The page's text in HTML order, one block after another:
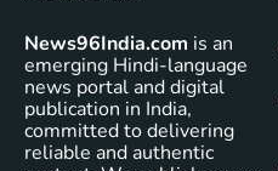
News96India.com is an
emerging Hindi-language
news portal and digital
publication in India,
committed to delivering
reliable and authentic